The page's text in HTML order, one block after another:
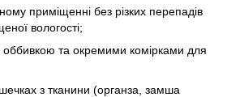
приміщенні без різких перепадів
вологості;
оббивкою та окремими комірками для
з тканини (органза, замша